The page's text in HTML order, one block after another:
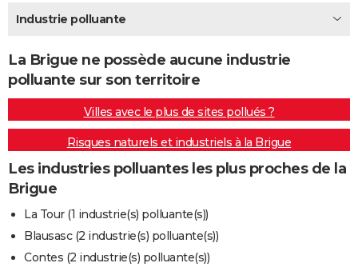
Destinations
City break
Voyage nature
Voyage de noces
Forum
Climat
+PHOTO
GUIDES D'ACHAT
BONS PLANS
CARTE DE VOEUX
Carte de Noël
Carte Bonne année
Carte Saint-Valentin
Carte Pâques
Carte d'anniversaire
DICTIONNAIRE
Dictionnaire
Biographies
Citations
Expressions
Proverbes
PROGRAMME TV
COPAINS D'AVANT
S'inscrire
Se connecter
Lycées
Collèges
Primaires
Universités
Entreprises
Service militaire
Avis de recherche
AVIS DE DÉCÈS
Industrie polluante
La Brigue ne possède aucune industrie
polluante sur son territoire
Villes avec le plus de sites pollués ?
Risques naturels et industriels à la Brigue
Les industries polluantes les plus proches de la
Brigue
La Tour (1 industrie(s) polluante(s))
Blausasc (2 industrie(s) polluante(s))
Contes (2 industrie(s) polluante(s))